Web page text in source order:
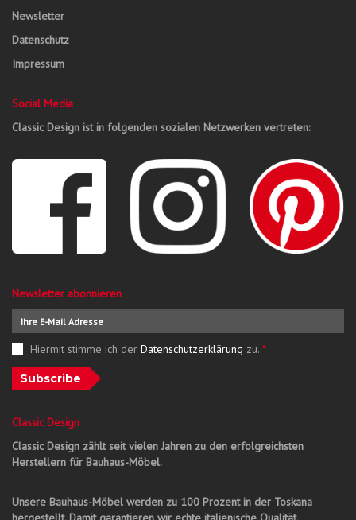
Newsletter
Datenschutz
Impressum
Social Media
Classic Design ist in folgenden sozialen Netzwerken vertreten:
Newsletter abonnieren
Hiermit stimme ich der Datenschutzerklärung zu. *
Subscribe
Classic Design
Classic Design zählt seit vielen Jahren zu den erfolgreichsten
Herstellern für Bauhaus-Möbel.
Unsere Bauhaus-Möbel werden zu 100 Prozent in der Toskana